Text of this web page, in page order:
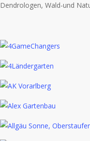
Dendrologen, Wald-und